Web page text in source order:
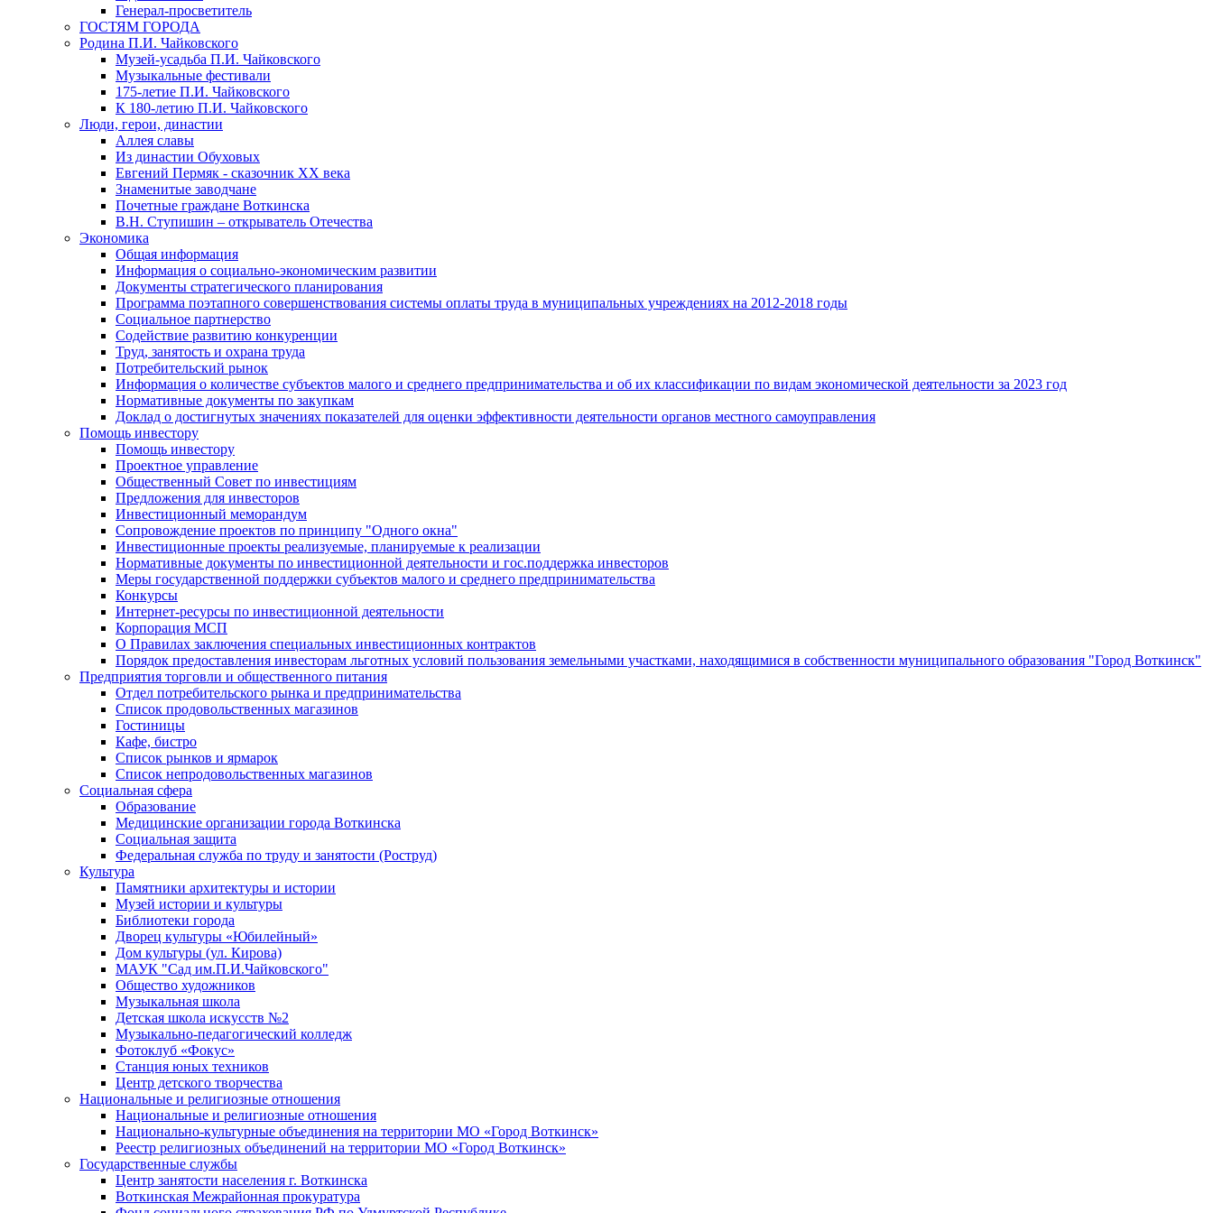
Генерал-просветитель
ГОСТЯМ ГОРОДА
Родина П.И. Чайковского
Музей-усадьба П.И. Чайковского
Музыкальные фестивали
175-летие П.И. Чайковского
К 180-летию П.И. Чайковского
Люди, герои, династии
Аллея славы
Из династии Обуховых
Евгений Пермяк - сказочник XX века
Знаменитые заводчане
Почетные граждане Воткинска
В.Н. Ступишин – открыватель Отечества
Экономика
Общая информация
Информация о социально-экономическим развитии
Документы стратегического планирования
Программа поэтапного совершенствования системы оплаты труда в муниципальных учреждениях на 2012-2018 годы
Социальное партнерство
Содействие развитию конкуренции
Труд, занятость и охрана труда
Потребительский рынок
Информация о количестве субъектов малого и среднего предпринимательства и об их классификации по видам экономической деятельности за 2023 год
Нормативные документы по закупкам
Доклад о достигнутых значениях показателей для оценки эффективности деятельности органов местного самоуправления
Помощь инвестору
Помощь инвестору
Проектное управление
Общественный Совет по инвестициям
Предложения для инвесторов
Инвестиционный меморандум
Сопровождение проектов по принципу "Oдного окна"
Инвестиционные проекты реализуемые, планируемые к реализации
Нормативные документы по инвестиционной деятельности и гос.поддержка инвесторов
Меры государственной поддержки субъектов малого и среднего предпринимательства
Конкурсы
Интернет-ресурсы по инвестиционной деятельности
Корпорация МСП
О Правилах заключения специальных инвестиционных контрактов
Порядок предоставления инвесторам льготных условий пользования земельными участками, находящимися в собственности муниципального образования "Город Воткинск"
Предприятия торговли и общественного питания
Отдел потребительского рынка и предпринимательства
Список продовольственных магазинов
Гостиницы
Кафе, бистро
Cписок рынков и ярмарок
Список непродовольственных магазинов
Социальная сфера
Образование
Медицинские организации города Воткинска
Социальная защита
Федеральная служба по труду и занятости (Роструд)
Культура
Памятники архитектуры и истории
Музей истории и культуры
Библиотеки города
Дворец культуры «Юбилейный»
Дом культуры (ул. Кирова)
МАУК "Сад им.П.И.Чайковского"
Общество художников
Музыкальная школа
Детская школа искусств №2
Музыкально-педагогический колледж
Фотоклуб «Фокус»
Станция юных техников
Центр детского творчества
Национальные и религиозные отношения
Национальные и религиозные отношения
Национально-культурные объединения на территории МО «Город Воткинск»
Реестр религиозных объединений на территории МО «Город Воткинск»
Государственные службы
Центр занятости населения г. Воткинска
Воткинская Межрайонная прокуратура